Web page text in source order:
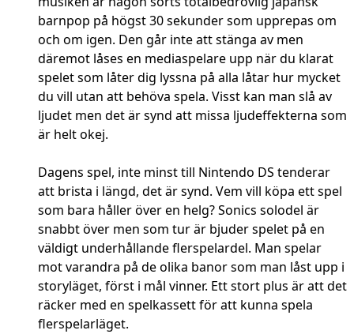
barnpop på högst 30 sekunder som upprepas om
och om igen. Den går inte att stänga av men
däremot låses en mediaspelare upp när du klarat
spelet som låter dig lyssna på alla låtar hur mycket
du vill utan att behöva spela. Visst kan man slå av
ljudet men det är synd att missa ljudeffekterna som
är helt okej.
Dagens spel, inte minst till Nintendo DS tenderar
att brista i längd, det är synd. Vem vill köpa ett spel
som bara håller över en helg? Sonics solodel är
snabbt över men som tur är bjuder spelet på en
väldigt underhållande flerspelardel. Man spelar
mot varandra på de olika banor som man låst upp i
storyläget, först i mål vinner. Ett stort plus är att det
räcker med en spelkassett för att kunna spela
flerspelarläget.